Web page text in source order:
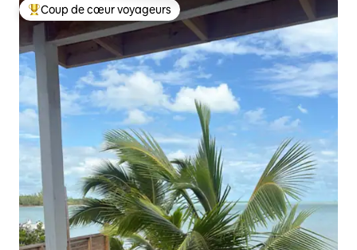
Coups de cœur voyageurs les plus appréciés
Coup de cœur voyageurs